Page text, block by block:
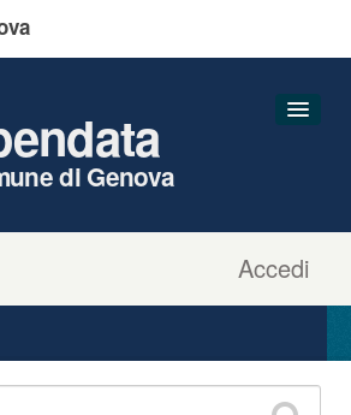
Accedi
di Genova